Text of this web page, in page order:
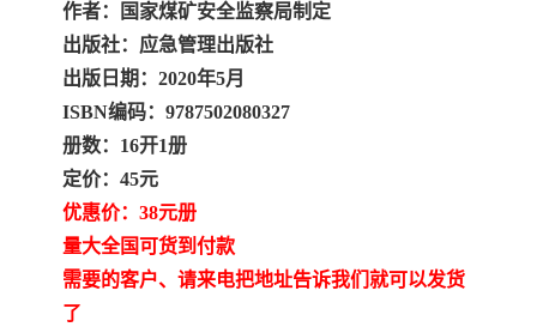
作者：国家煤矿安全监察局制定
出版社：应急管理出版社
出版日期：2020年5月
ISBN编码：9787502080327
册数：16开1册
定价：45元
优惠价：38元册
量大全国可货到付款
需要的客户、请来电把地址告诉我们就可以发货
了
内蒙古建设工程预算定额 公路工程预算定额
陕西建设工程消耗量定额
贵州水利水电定额
青海省建筑工程消耗量定
20kv及以下配电网工程定
广西建筑安装工程预算定